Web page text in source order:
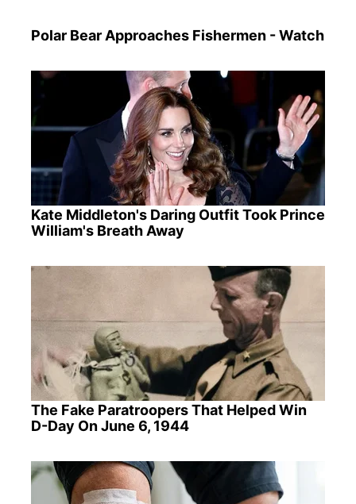
Polar Bear Approaches Fishermen - Watch
Kate Middleton's Daring Outfit Took Prince
William's Breath Away
The Fake Paratroopers That Helped Win
D-Day On June 6, 1944